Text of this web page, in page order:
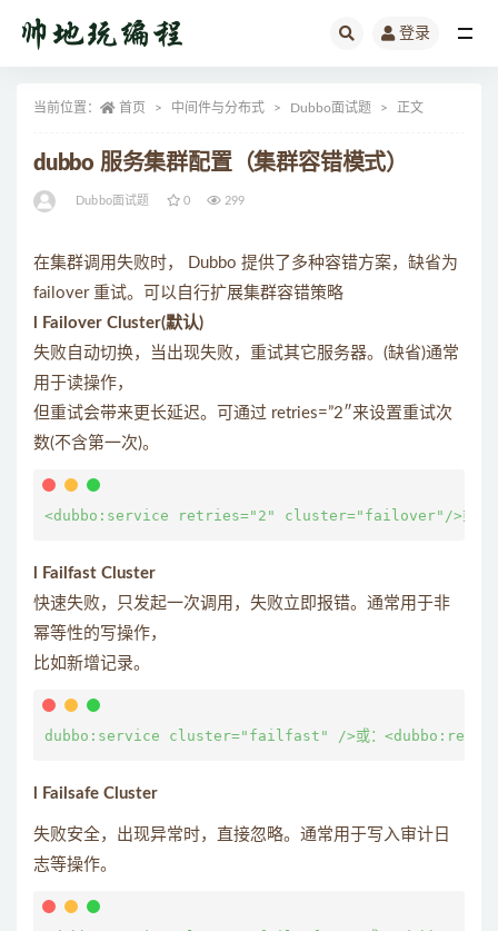
登录
当前位置： 首页 中间件与分布式 Dubbo面试题 正文
dubbo 服务集群配置（集群容错模式）
Dubbo面试题 0 299
在集群调用失败时， Dubbo 提供了多种容错方案，缺省为
failover 重试。可以自行扩展集群容错策略
l Failover Cluster(默认)
失败自动切换，当出现失败，重试其它服务器。(缺省)通常
用于读操作，
但重试会带来更长延迟。可通过 retries=”2″来设置重试次
数(不含第一次)。
l Failfast Cluster
快速失败，只发起一次调用，失败立即报错。通常用于非
幂等性的写操作，
比如新增记录。
l Failsafe Cluster
失败安全，出现异常时，直接忽略。通常用于写入审计日
志等操作。